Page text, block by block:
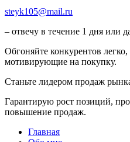
steyk105@mail.ru
– отвечу в течение 1 дня или
Обгоняйте конкурентов
мотивирующие на покупку.
Станьте лидером продаж
Гарантирую рост позиций,
повышение продаж.
Главная